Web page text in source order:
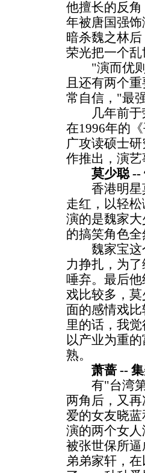
他擅长的反
年被唐国强
暗杀魏之林
荣光把一个
"演而优则
且还有两个
常自信，"最
几年前于荣
在1996年的
广攻读硕士
作推出，演艺
莫少聪 --
香港明星莫
走红，以轻
演的是魏家
的搞笑角色全
魏家宝这个
力挣扎，为
唾弃。最后
戏比较多，
面的感情戏
里的话，我
以产业为重
熟。
萧蔷 --
有"台湾第
两角后，又
爱的女友晓
演的两个女
被张世保所
弟弟家轩，